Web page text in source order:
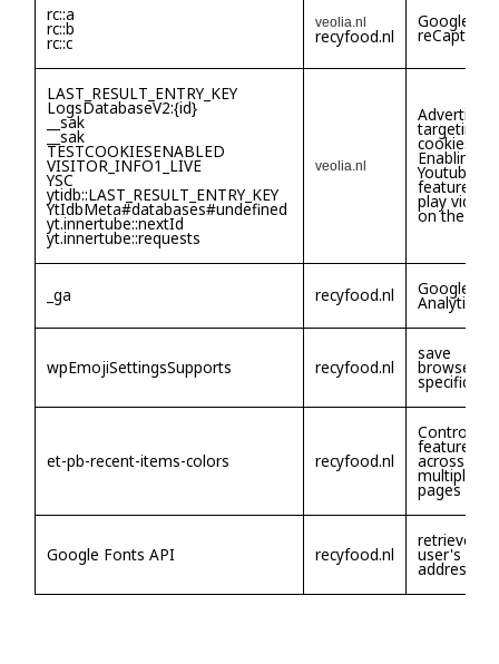
rc::a
rc::b
rc::c
veolia.nl
recyfood.nl
Google
reCaptcha
LAST_RESULT_ENTRY_KEY
LogsDatabaseV2:{id}
__sak
__sak
TESTCOOKIESENABLED
VISITOR_INFO1_LIVE
YSC
ytidb::LAST_RESULT_ENTRY_KEY
YtIdbMeta#databases#undefined
yt.innertube::nextId
yt.innertube::requests
veolia.nl
Advertising
targeting
cookies/
Enabling
Youtube
feature to
play videos
on the site
_ga recyfood.nl Google
Analytics
wpEmojiSettingsSupports recyfood.nl
save
browser
et-pb-recent-items-colors recyfood.nl
Controlling
features
across
multiple
pages
Google Fonts API recyfood.nl
retrieves
user's IP
address